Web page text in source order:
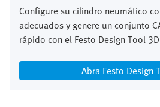
Configure su cilindro neumático
adecuados y genere un conjunto
rápido con el Festo Design Tool
Abra Festo Design